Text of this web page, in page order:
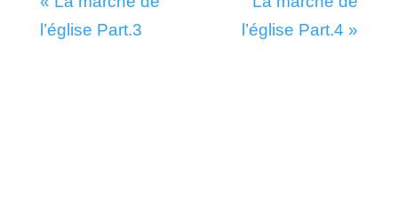
l’église Part.3
l’église Part.4 »